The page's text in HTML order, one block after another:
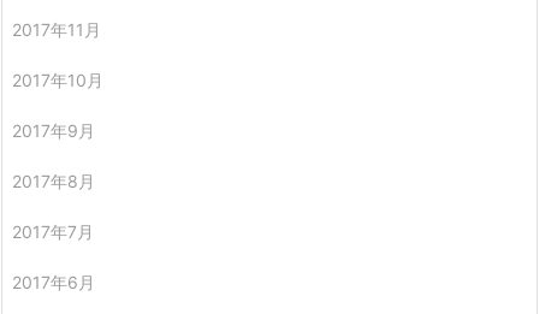
2017年11月
2017年10月
2017年9月
2017年8月
2017年7月
2017年6月